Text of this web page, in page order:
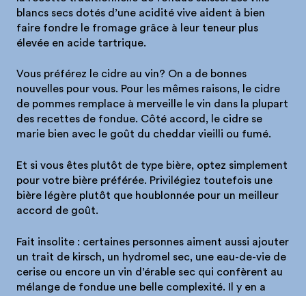
blancs secs dotés d’une acidité vive aident à bien
faire fondre le fromage grâce à leur teneur plus
élevée en acide tartrique.
Vous préférez le cidre au vin? On a de bonnes
nouvelles pour vous. Pour les mêmes raisons, le cidre
de pommes remplace à merveille le vin dans la plupart
des recettes de fondue. Côté accord, le cidre se
marie bien avec le goût du cheddar vieilli ou fumé.
Et si vous êtes plutôt de type bière, optez simplement
pour votre bière préférée. Privilégiez toutefois une
bière légère plutôt que houblonnée pour un meilleur
accord de goût.
Fait insolite : certaines personnes aiment aussi ajouter
un trait de kirsch, un hydromel sec, une eau-de-vie de
cerise ou encore un vin d’érable sec qui confèrent au
mélange de fondue une belle complexité. Il y en a